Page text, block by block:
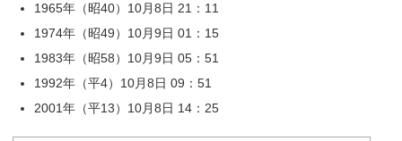
1965年（昭40）10月8日 21：11
1974年（昭49）10月9日 01：15
1983年（昭58）10月9日 05：51
1992年（平4）10月8日 09：51
2001年（平13）10月8日 14：25